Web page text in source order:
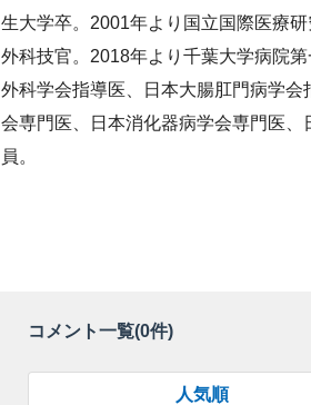
生大学卒。2001年より国立国際医療
外科技官。2018年より千葉大学病院
外科学会指導医、日本大腸肛門病学
会専門医、日本消化器病学会専門医
員。
コメント一覧(0件)
人気順